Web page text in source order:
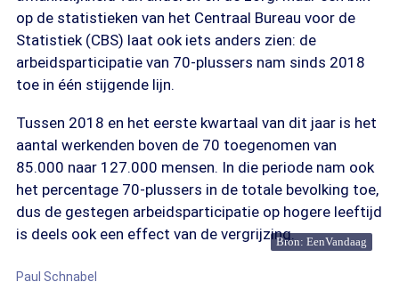
op de statistieken van het Centraal Bureau voor de
Statistiek (CBS) laat ook iets anders zien: de
arbeidsparticipatie van 70-plussers nam sinds 2018
toe in één stijgende lijn.
Tussen 2018 en het eerste kwartaal van dit jaar is het
aantal werkenden boven de 70 toegenomen van
85.000 naar 127.000 mensen. In die periode nam ook
het percentage 70-plussers in de totale bevolking toe,
dus de gestegen arbeidsparticipatie op hogere leeftijd
is deels ook een effect van de vergrijzing.Bron: EenVandaag
Paul Schnabel